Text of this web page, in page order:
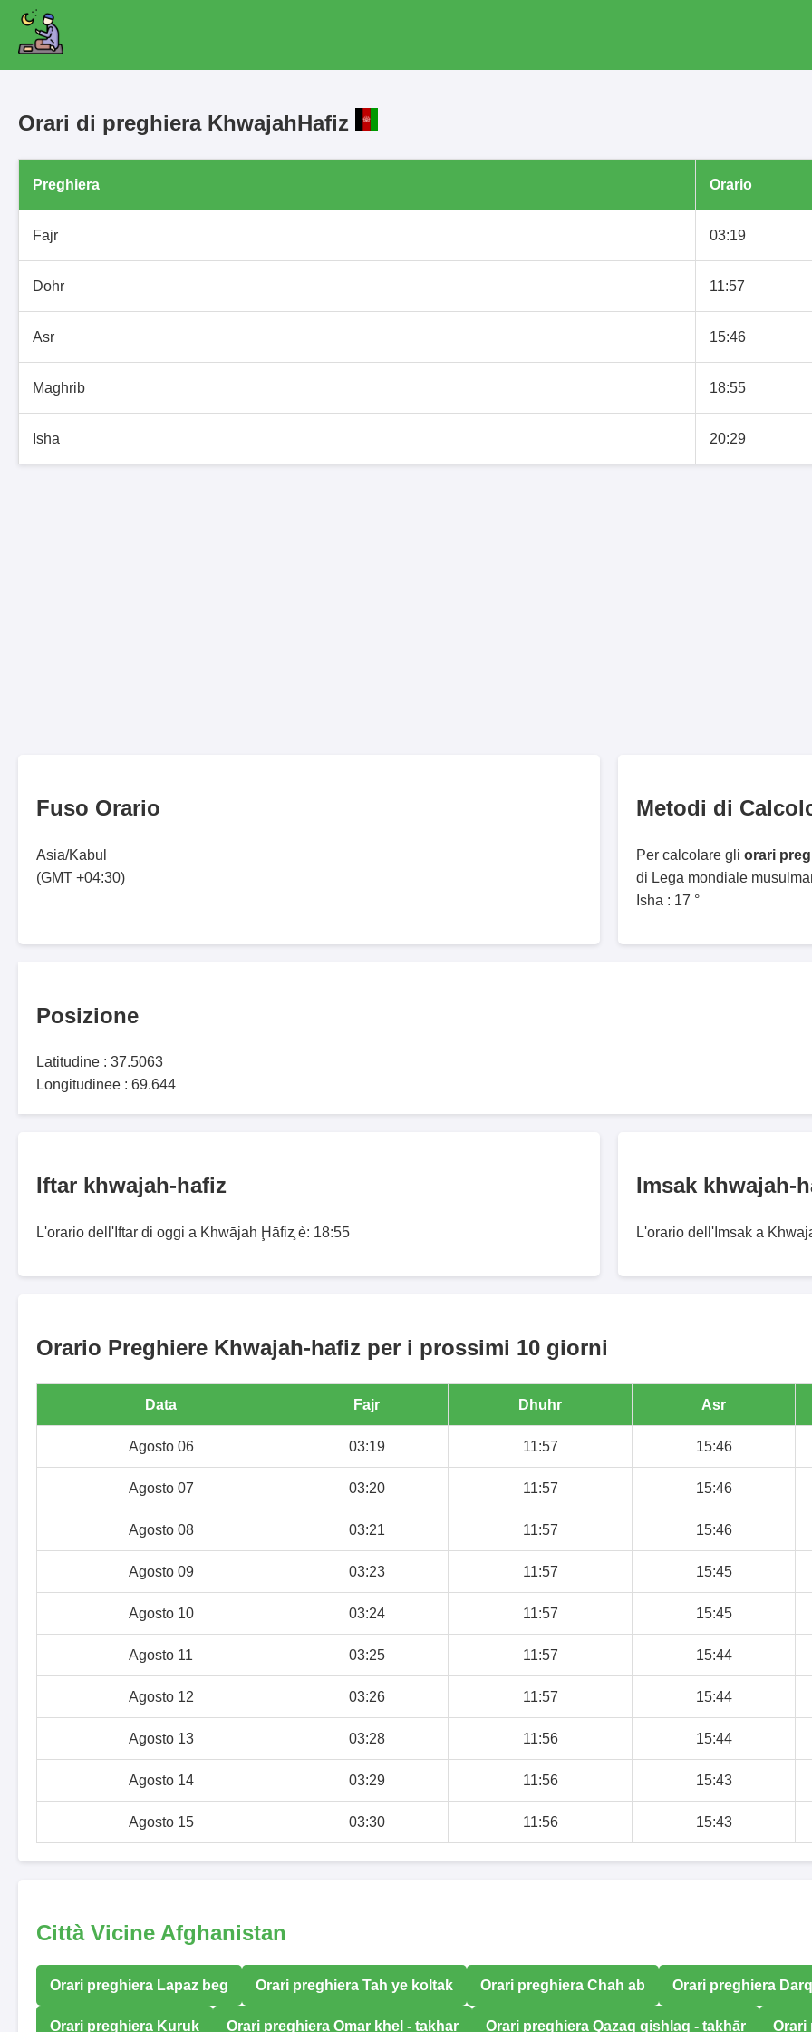
Orari di preghiera KhwajahHafiz
Preghiera Orario
Fajr 03:19
Dohr 11:57
Asr 15:46
Maghrib 18:55
Isha 20:29
Fuso Orario
Asia/Kabul
(GMT +04:30)
Metodi di
Per calcolare gli orari
di Lega mondiale
Isha : 17 °
Posizione
Latitudine : 37.5063
Longitudinee : 69.644
Iftar khwajah-hafiz
L'orario dell'Iftar di oggi a Khwājah Ḩāfiz̧ è: 18:55
Imsak khwajah-
L'orario dell'Imsak a
Orario Preghiere Khwajah-hafiz per i prossimi 10 giorni
Data Fajr Dhuhr Asr
Agosto 06 03:19 11:57 15:46
Agosto 07 03:20 11:57 15:46
Agosto 08 03:21 11:57 15:46
Agosto 09 03:23 11:57 15:45
Agosto 10 03:24 11:57 15:45
Agosto 11 03:25 11:57 15:44
Agosto 12 03:26 11:57 15:44
Agosto 13 03:28 11:56 15:44
Agosto 14 03:29 11:56 15:43
Agosto 15 03:30 11:56 15:43
Città Vicine Afghanistan
Orari preghiera Lapaz beg Orari preghiera Tah ye koltak Orari preghiera Chah ab Orari preghiera
Orari preghiera Kuruk Orari preghiera Omar khel - takhar Orari preghiera Qazaq qishlaq - takhār Orari